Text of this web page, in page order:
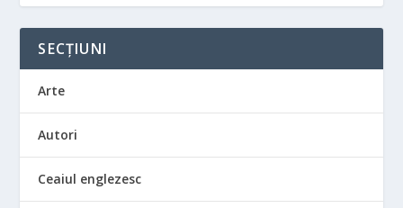
SECȚIUNI
Arte
Autori
Ceaiul englezesc